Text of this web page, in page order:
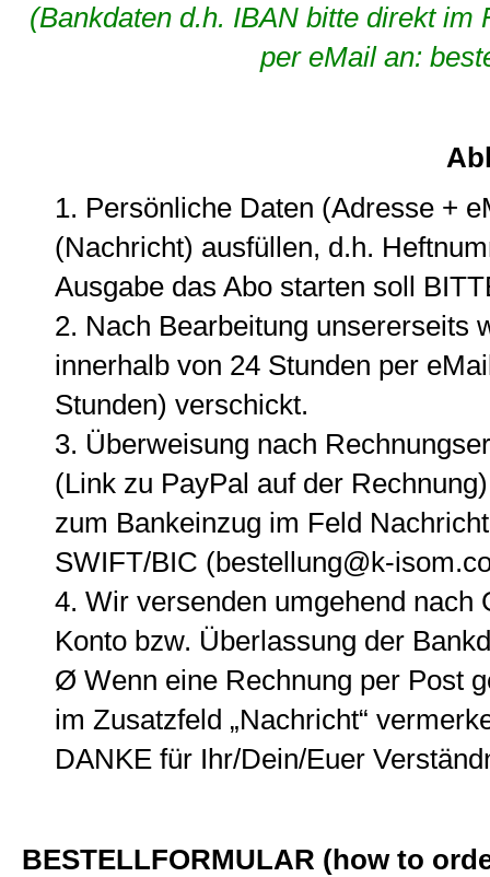
(Bankdaten d.h. IBAN bitte direkt im
per eMail an:
1. Persönliche Daten (Adresse +
(Nachricht) ausfüllen, d.h.
Ausgabe das Abo starten soll
2. Nach Bearbeitung unsererseits
innerhalb von 24 Stunden per
Stunden) verschickt.
3. Überweisung nach
(Link zu PayPal auf der
zum Bankeinzug im Feld
SWIFT/BIC (bestellung@k-
4. Wir versenden umgehend nach
Konto bzw. Überlassung der
Ø Wenn eine Rechnung per Post
im Zusatzfeld „Nachricht“
DANKE für Ihr/Dein/Euer
BESTELLFORMULAR (how to